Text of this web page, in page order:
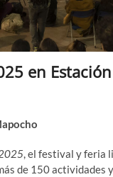
en
, el festival y feria
de 150 actividades